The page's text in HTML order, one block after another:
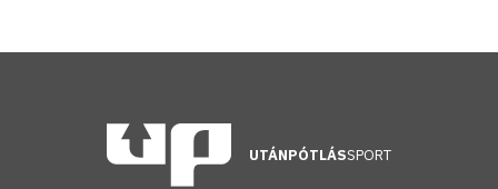
UTÁNPÓTLÁSSPORT